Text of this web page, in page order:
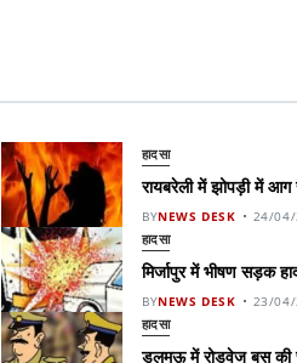
हादसा
रायबरेली में झोपड़ी में
BYNEWS DESK 24/
हादसा
मिर्जापुर में भीषण सड़क
BYNEWS DESK 23/
हादसा
डलमऊ में रोडवेज बस की